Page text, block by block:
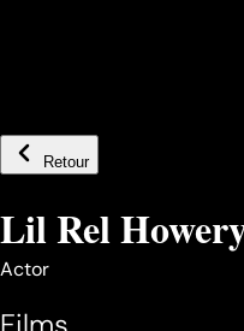
Retour
Lil Rel
Actor